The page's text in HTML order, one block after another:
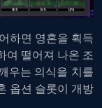
하면 영혼을 획득
여 떨어져 나온 조
우는 의식을 치를
옵션 슬롯이 개방